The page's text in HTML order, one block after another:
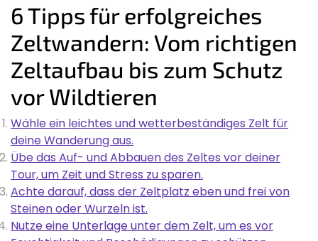
6 Tipps für erfolgreiches
Zeltwandern: Vom richtigen
Zeltaufbau bis zum Schutz
vor Wildtieren
Wähle ein leichtes und wetterbeständiges Zelt für
deine Wanderung aus.
Übe das Auf- und Abbauen des Zeltes vor deiner
Tour, um Zeit und Stress zu sparen.
Achte darauf, dass der Zeltplatz eben und frei von
Steinen oder Wurzeln ist.
Nutze eine Unterlage unter dem Zelt, um es vor